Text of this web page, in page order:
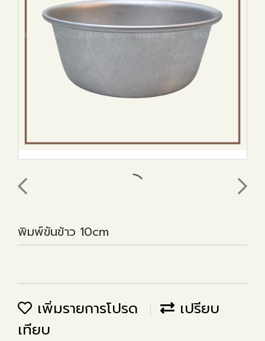
พิมพ์ขันข้าว 10cm
เพิ่มรายการโปรด
เปรียบ
เทียบ